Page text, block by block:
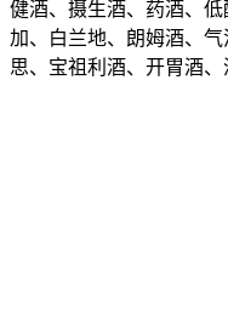
健酒、摄生酒、药酒、
加、白兰地、朗姆酒、
思、宝祖利酒、开胃酒、